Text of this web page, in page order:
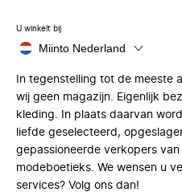
U winkelt bij
Miinto Nederland
In tegenstelling tot de meeste
wij geen magazijn. Eigenlijk
kleding. In plaats daarvan
liefde geselecteerd,
gepassioneerde verkopers
modeboetieks. We wensen u
services? Volg ons dan!